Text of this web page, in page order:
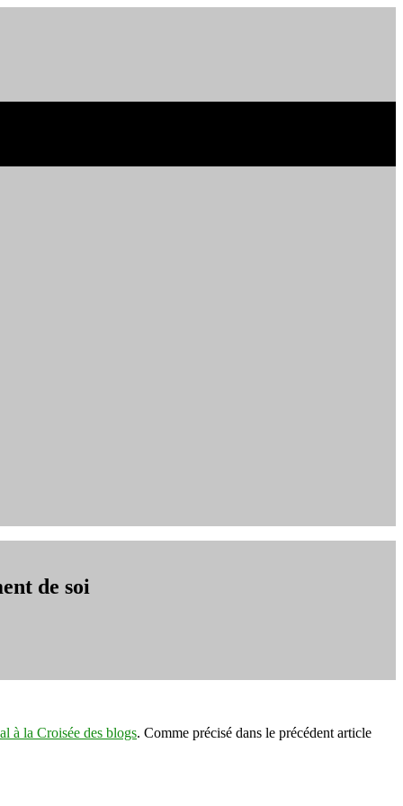
de soi
à la Croisée des blogs. Comme précisé dans le précédent article